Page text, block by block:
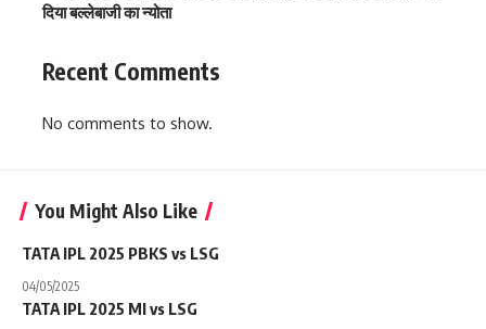
दिया बल्लेबाजी का न्योता
Recent Comments
No comments to show.
You Might Also Like
TATA IPL 2025 PBKS vs LSG
04/05/2025
TATA IPL 2025 MI vs LSG